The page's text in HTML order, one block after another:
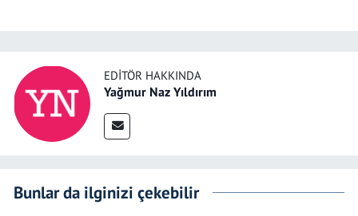
EDITÖR HAKKINDA
Yağmur Naz Yıldırım
Bunlar da ilginizi çekebilir